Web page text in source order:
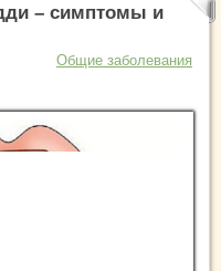
– симптомы и
Общие заболевания